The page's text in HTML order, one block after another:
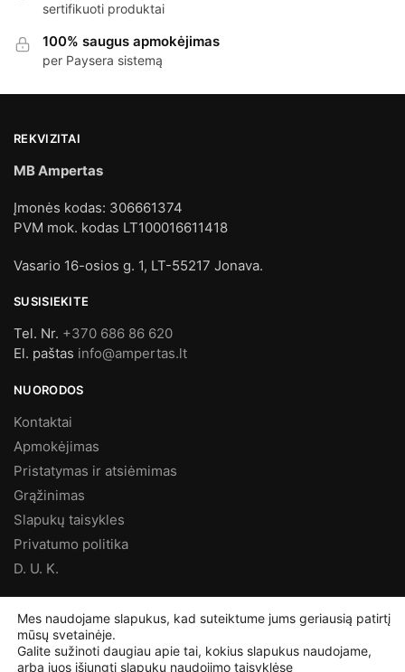
sertifikuoti produktai
100% saugus apmokėjimas
per Paysera sistemą
REKVIZITAI
MB Ampertas
Įmonės kodas: 306661374
PVM mok. kodas LT100016611418
Vasario 16-osios g. 1, LT-55217 Jonava.
SUSISIEKITE
Tel. Nr. +370 686 86 620
El. paštas info@ampertas.lt
NUORODOS
Kontaktai
Apmokėjimas
Pristatymas ir atsiėmimas
Grąžinimas
Slapukų taisykles
Privatumo politika
D. U. K.
Mes naudojame slapukus, kad suteiktume jums geriausią patirtį
mūsų svetainėje.
Galite sužinoti daugiau apie tai, kokius slapukus naudojame,
arba juos išjungti slapukų naudojimo taisyklėse